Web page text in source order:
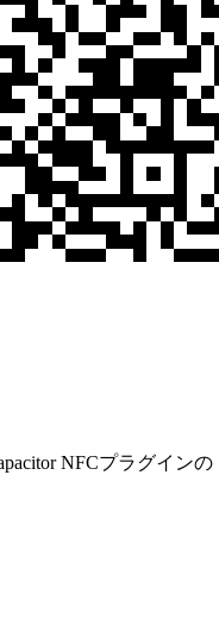
NFCプラグインの